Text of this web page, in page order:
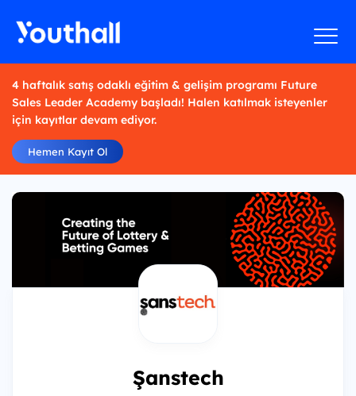
4 haftalık satış odaklı eğitim & gelişim programı Future
Sales Leader Academy başladı! Halen katılmak isteyenler
için kayıtlar devam ediyor.
Hemen Kayıt Ol
Şanstech